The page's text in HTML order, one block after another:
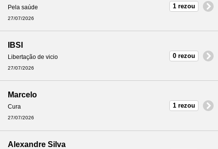
Pela saúde
27/07/2026
1 rezou
IBSI
Libertação de vicio
27/07/2026
0 rezou
Marcelo
Cura
27/07/2026
1 rezou
Alexandre Silva